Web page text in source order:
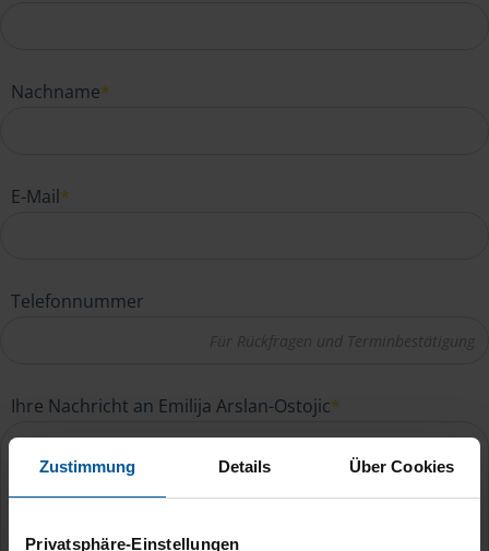
Zustimmung Details Über Cookies
Privatsphäre-Einstellungen
Nachname*
E-Mail*
Telefonnummer
Ihre Nachricht an Emilija Arslan-Ostojic*